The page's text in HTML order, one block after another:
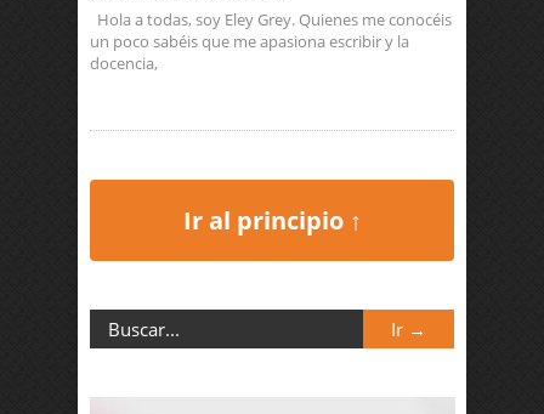
Hola a todas, soy Eley Grey. Quienes me conocéis
un poco sabéis que me apasiona escribir y la
docencia,
Ir al principio ↑